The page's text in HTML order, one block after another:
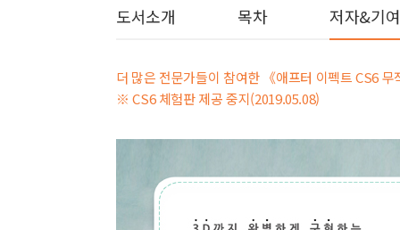
도서소개 목차 저자&기
더 많은 전문가들이 참여한 《애프터 이펙트 CS6 무
※ CS6 체험판 제공 중지(2019.05.08)